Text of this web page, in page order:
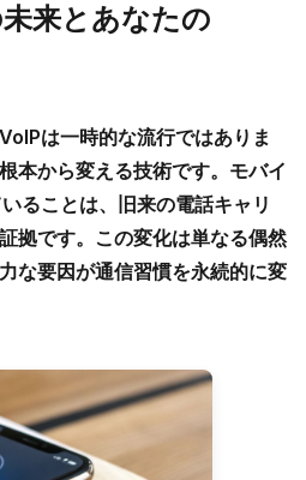
来とあなたの
は一時的な流行ではありま
本から変える技術です。モバイ
ることは、旧来の電話キャリ
拠です。この変化は単なる偶然
な要因が通信習慣を永続的に変